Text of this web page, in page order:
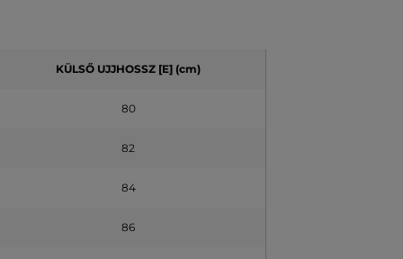
KÜLSŐ UJJHOSSZ [E] (cm)
80
82
84
86